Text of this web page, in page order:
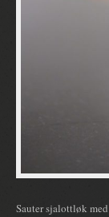
Sauter sjalottløk